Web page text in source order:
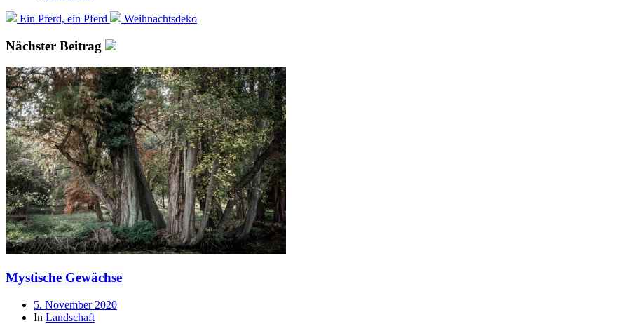
Ein Pferd, ein Pferd Weihnachtsdeko
Nächster Beitrag
Mystische Gewächse
Beitragsdatum
5. November 2020
In Landschaft